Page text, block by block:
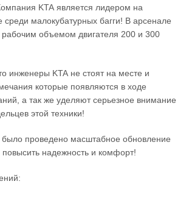
KTA является лидером на
среди малокубатурных багги! В арсенале
объемом двигателя 200 и 300
инженеры KTA не стоят на месте и
которые появляются в ходе
а так же уделяют серьезное внимание
этой техники!
было проведено масштабное обновление
повысить надежность и комфорт!